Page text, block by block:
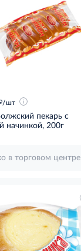
/шт
пекарь с
начинкой, 200г
в торговом центре